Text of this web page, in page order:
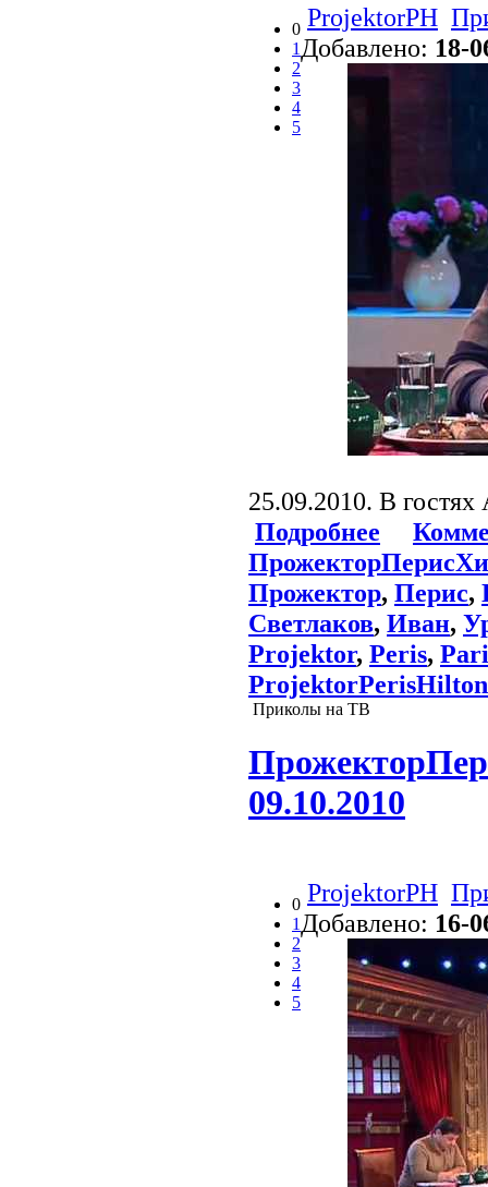
0
1
2
3
4
5
ProjektorPH
Добавлено: 18-
25.09.2010. В
Подробнее
Прожектор, Перис,
Светлаков, Иван,
Projektor, Peris,
ProjektorPerisHilton
Приколы на ТВ
09.10.2010
0
1
2
3
4
5
ProjektorPH
Добавлено: 16-